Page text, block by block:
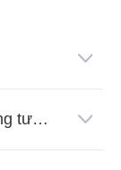
II. Giao thức truyền thông và khả năng tương thích cảm biến